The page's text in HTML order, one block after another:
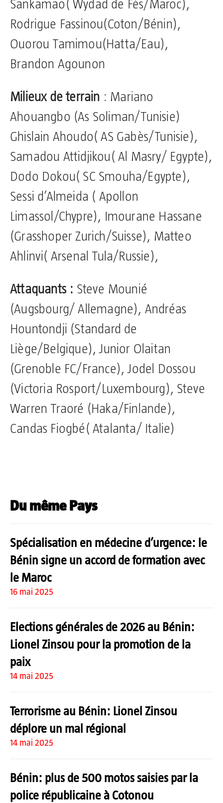
Sankamao( Wydad de Fès/Maroc),
Rodrigue Fassinou(Coton/Bénin),
Ouorou Tamimou(Hatta/Eau),
Brandon Agounon
Milieux de terrain : Mariano
Ahouangbo (As Soliman/Tunisie)
Ghislain Ahoudo( AS Gabès/Tunisie),
Samadou Attidjikou( Al Masry/ Egypte),
Dodo Dokou( SC Smouha/Egypte),
Sessi d’Almeida ( Apollon
Limassol/Chypre), Imourane Hassane
(Grasshoper Zurich/Suisse), Matteo
Ahlinvi( Arsenal Tula/Russie),
Attaquants : Steve Mounié
(Augsbourg/ Allemagne), Andréas
Hountondji (Standard de
Liège/Belgique), Junior Olaitan
(Grenoble FC/France), Jodel Dossou
(Victoria Rosport/Luxembourg), Steve
Warren Traoré (Haka/Finlande),
Candas Fiogbé( Atalanta/ Italie)
Du même Pays
Spécialisation en médecine d’urgence: le
Bénin signe un accord de formation avec
le Maroc
16 mai 2025
Elections générales de 2026 au Bénin:
Lionel Zinsou pour la promotion de la
paix
14 mai 2025
Terrorisme au Bénin: Lionel Zinsou
déplore un mal régional
14 mai 2025
Bénin: plus de 500 motos saisies par la
police républicaine à Cotonou